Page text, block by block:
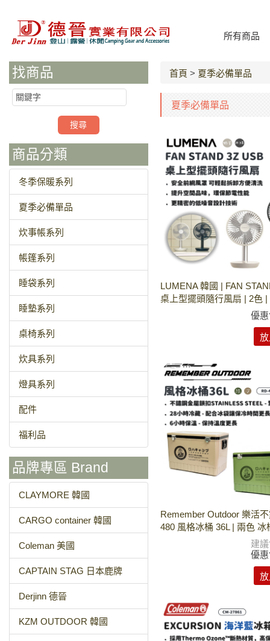
所有商品
找商品
商品分類
冬季保暖系列
夏季必備單品
炊事帳系列
帳篷系列
睡袋系列
睡墊系列
桌椅系列
炊具系列
燈具系列
配件
福利品
品牌專區 Brand
CLAYMORE 韓國
CARGO container 韓國
Coleman 美國
CAPTAIN STAG 日本鹿牌
Derjinn 德晉
KZM OUTDOOR 韓國
首頁 > 夏季必備單品
夏季必備單品
LUMENA 韓國 | FAN
桌上型擺頭隨行風扇 | 2色 |
優
Remember Outdoor 樂活
480 風格冰桶 36L | 兩色 冰
建
優